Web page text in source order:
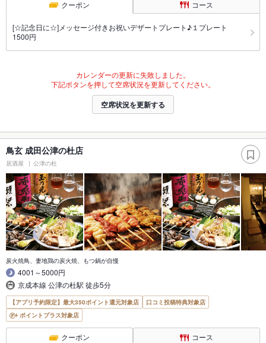
クーポン コース
[☆記念日に☆]メッセージ付きお祝いデザートプレート♪１プレート
1500円
カレンダーの更新に失敗しました。
下記ボタンを押して空席状況を更新してください。
空席状況を更新する
鳥玄 成田公津の杜店
居酒屋 公津の杜
炭火焼鳥、妻地鶏の炭火焼、もつ鍋が自慢
4001～5000円
京成本線 公津の杜駅 徒歩5分
【アプリ予約限定】最大350ポイント還元対象店
口コミ投稿特典対象店
ポイントプラス対象店
クーポン コース